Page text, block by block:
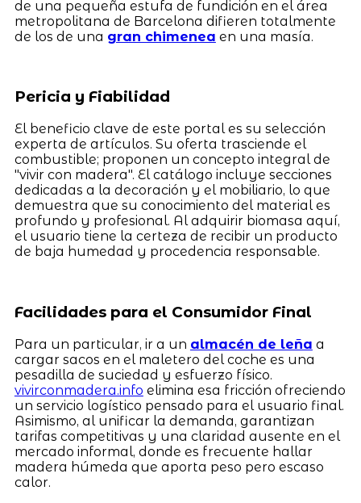
de una pequeña estufa de fundición en el área
metropolitana de Barcelona difieren totalmente
de los de una gran chimenea en una masía.
Pericia y Fiabilidad
El beneficio clave de este portal es su selección
experta de artículos. Su oferta trasciende el
combustible; proponen un concepto integral de
"vivir con madera". El catálogo incluye secciones
dedicadas a la decoración y el mobiliario, lo que
demuestra que su conocimiento del material es
profundo y profesional. Al adquirir biomasa aquí,
el usuario tiene la certeza de recibir un producto
de baja humedad y procedencia responsable.
Facilidades para el Consumidor Final
Para un particular, ir a un almacén de leña a
cargar sacos en el maletero del coche es una
pesadilla de suciedad y esfuerzo físico.
vivirconmadera.info elimina esa fricción ofreciendo
un servicio logístico pensado para el usuario final.
Asimismo, al unificar la demanda, garantizan
tarifas competitivas y una claridad ausente en el
mercado informal, donde es frecuente hallar
madera húmeda que aporta peso pero escaso
calor.